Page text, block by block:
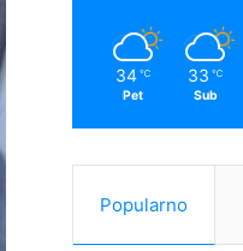
34 ℃
Pet
33 ℃
Sub
Popularno